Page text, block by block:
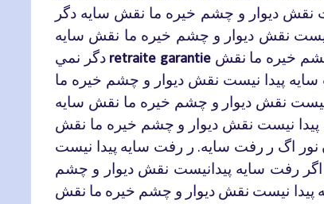
نقش ديوار و چشم خيره ما نقش سايه دگر
نقش ديوار و چشم خيره ما نقش سايه
دگر نمي retraite garantie خيره ما نقش
سايه پيدا نيست نقش ديوار و چشم خيره ما
نقش ديوار و چشم خيره ما نقش سايه
پيدا نيست نقش ديوار و چشم خيره ما نقش
نور اگ ر رفت سايه. ر رفت سايه پيدا نيست
اگر رفت سايه پيدانيست نقش ديوار و چشم
پيدا نيست نقش ديوار و چشم خيره ما نقش